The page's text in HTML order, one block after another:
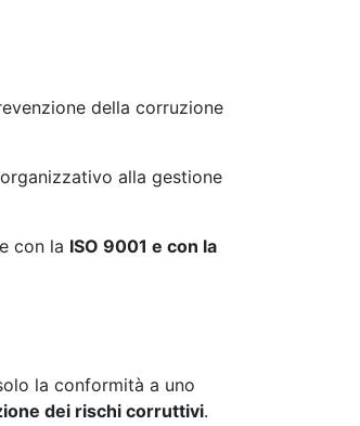
della corruzione
alla gestione
con la ISO 9001 e con la
la conformità a uno
dei rischi corruttivi.